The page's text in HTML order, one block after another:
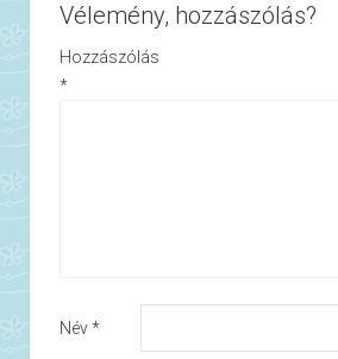
Vélemény, hozzászólás?
Hozzászólás
*
Név*